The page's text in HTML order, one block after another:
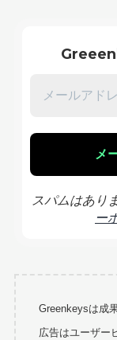
スパムはあり
ー
Greenkeysは成
広告はユーザー